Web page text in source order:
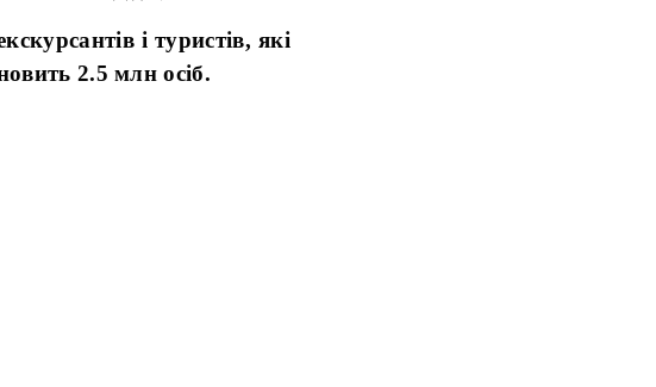
і туристів, які
2.5 млн осіб.